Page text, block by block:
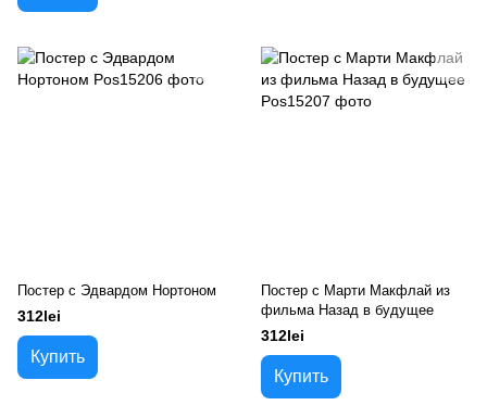
Постер с Эдвардом Нортоном
312lei
Купить
Постер с Марти Макфлай из
фильма Назад в будущее
312lei
Купить